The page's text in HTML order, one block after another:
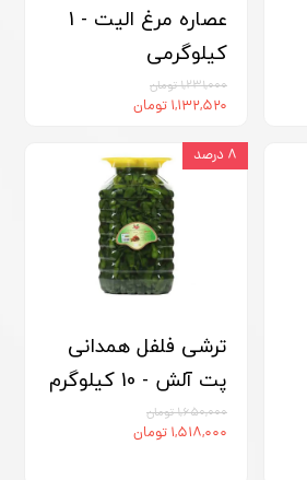
عصاره مرغ الیت - 1
کیلوگرمی
۱,۲۳۱,۰۰۰ تومان
۱,۱۳۲,۵۲۰ تومان
ترشی فلفل همدانی
پت آلش - 10 کیلوگرم
۱,۶۵۰,۰۰۰ تومان
۱,۵۱۸,۰۰۰ تومان
۸ درصد